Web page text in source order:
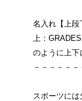
名入れ【上段
上：
のように上下
－－－－－
スポーツに